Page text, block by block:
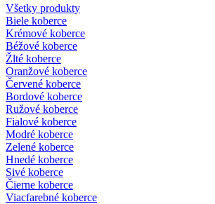
Všetky produkty
Biele koberce
Krémové koberce
Béžové koberce
Žlté koberce
Oranžové koberce
Červené koberce
Bordové koberce
Ružové koberce
Fialové koberce
Modré koberce
Zelené koberce
Hnedé koberce
Sivé koberce
Čierne koberce
Viacfarebné koberce